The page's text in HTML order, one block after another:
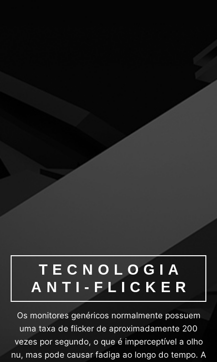
TECNOLOGIA
ANTI-FLICKER
Os monitores genéricos normalmente possuem
uma taxa de flicker de aproximadamente 200
vezes por segundo, o que é imperceptível a olho
nu, mas pode causar fadiga ao longo do tempo. A